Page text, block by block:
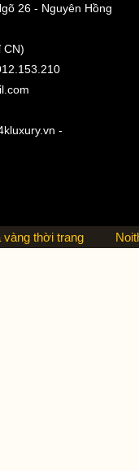
26 - Nguyên Hồng
CN)
-
thời trang